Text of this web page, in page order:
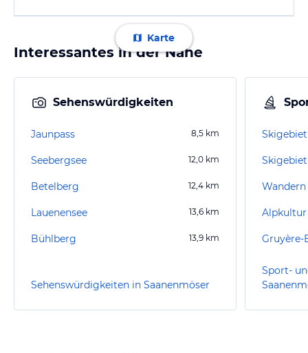
Karte
Interessantes in der Nähe
Sehenswürdigkeiten
Jaunpass 8,5 km
Seebergsee 12,0 km
Betelberg 12,4 km
Lauenensee 13,6 km
Bühlberg 13,9 km
Sehenswürdigkeiten in Saanenmöser
Alpkultur
Sport-